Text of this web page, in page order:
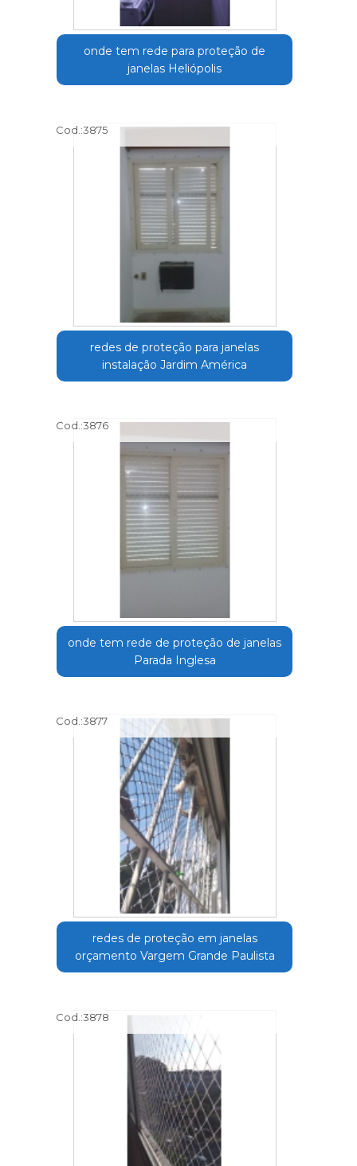
onde tem rede para proteção de
janelas Heliópolis
Cod.:3875
redes de proteção para janelas
instalação Jardim América
Cod.:3876
onde tem rede de proteção de janelas
Parada Inglesa
Cod.:3877
redes de proteção em janelas
orçamento Vargem Grande Paulista
Cod.:3878